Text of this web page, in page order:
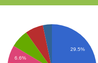
29.5%
6.6%